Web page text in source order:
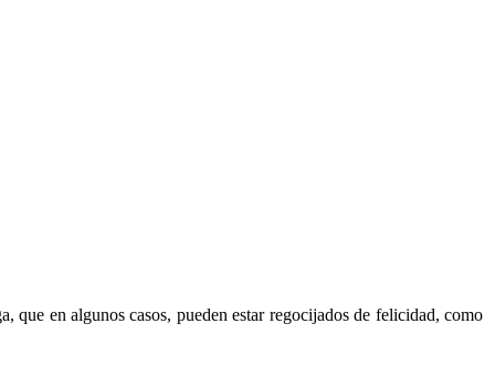
que en algunos casos, pueden estar regocijados de felicidad, como